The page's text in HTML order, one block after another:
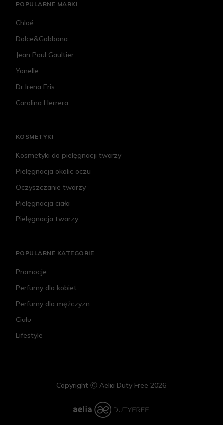
POPULARNE MARKI
Chloé
Dolce&Gabbana
Jean Paul Gaultier
Yonelle
Dr Irena Eris
Carolina Herrera
KOSMETYKI
Kosmetyki do pielęgnacji twarzy
Pielęgnacja okolic oczu
Oczyszczanie twarzy
Pielęgnacja ciała
Pielęgnacja twarzy
POPULARNE KATEGORIE
Promocje
Perfumy dla kobiet
Perfumy dla mężczyzn
Ciało
Lifestyle
Copyright Ⓒ Aelia Duty Free 2026